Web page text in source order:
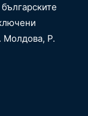
Молдова, Р.